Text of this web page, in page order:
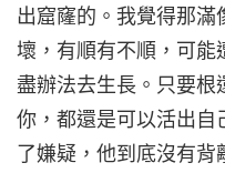
出窟窿的。我覺得那滿
壞，有順有不順，可能
盡辦法去生長。只要根
你，都還是可以活出自
了嫌疑，他到底沒有背